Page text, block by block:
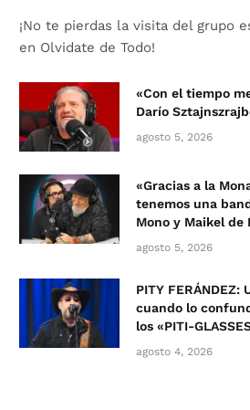
¡No te pierdas la visita del grupo
en Olvidate de Todo!
«Con el tiempo
Darío
agosto 5, 2026
«Gracias a la
tenemos una
Mono y Maikel de
agosto 5, 2026
PITY FERÁNDEZ:
cuando lo
los «PITI-
agosto 4, 2026